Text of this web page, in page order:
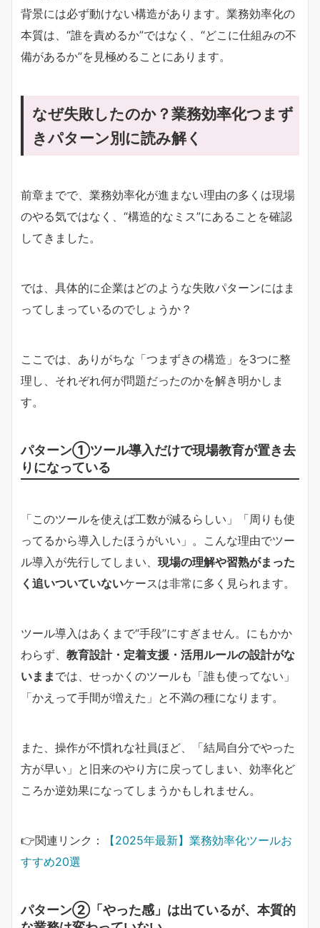
背景には必ず動けない構造があります。業務効率化の
本質は、“誰を責めるか”ではなく、“どこに仕組みの不
備があるか”を見極めることにあります。
なぜ失敗したのか？業務効率化つまず
きパターン別に読み解く
前章までで、業務効率化が進まない理由の多くは現場
のやる気ではなく、“構造的なミス”にあることを確認
してきました。
では、具体的に企業はどのような失敗パターンにはま
ってしまっているのでしょうか？
ここでは、ありがちな「つまずきの構造」を3つに整
理し、それぞれ何が問題だったのかを解き明かしま
す。
パターン①ツール導入だけで現場教育が置き去
りになっている
「このツールを使えば工数が減るらしい」「周りも使
ってるから導入したほうがいい」。こんな理由でツー
ル導入が先行してしまい、 現場の理解や習熟がまった
く追いついていないケースは非常に多く見られます。
ツール導入はあくまで“手段”にすぎません。にもかか
わらず、 教育設計・定着支援・活用ルールの設計がな
いまま では、せっかくのツールも「誰も使ってない」
「かえって手間が増えた」と不満の種になります。
また、操作が不慣れな社員ほど、「結局自分でやった
方が早い」と旧来のやり方に戻ってしまい、効率化ど
ころか逆効果になってしまうかもしれません。
👉関連リンク：
【2025年最新】業務効率化ツールお
すすめ20選
パターン②「やった感」は出ているが、本質的